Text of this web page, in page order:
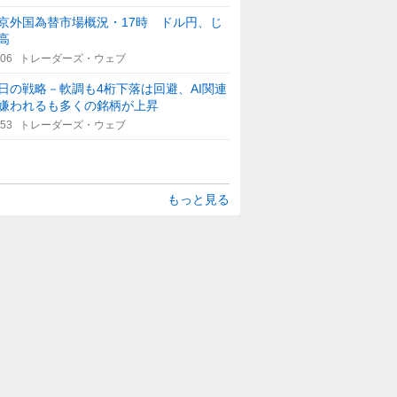
外国為替市場概況・17時 ドル円、じ
トレーダーズ・ウェブ
の戦略－軟調も4桁下落は回避、AI関連
われるも多くの銘柄が上昇
トレーダーズ・ウェブ
もっと見る